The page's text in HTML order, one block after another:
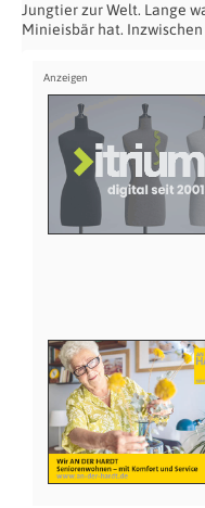
Jungtier zur Welt. Lange
Minieisbär hat.